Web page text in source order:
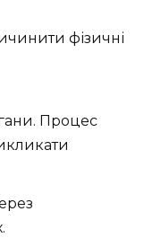
фізичні
Процес